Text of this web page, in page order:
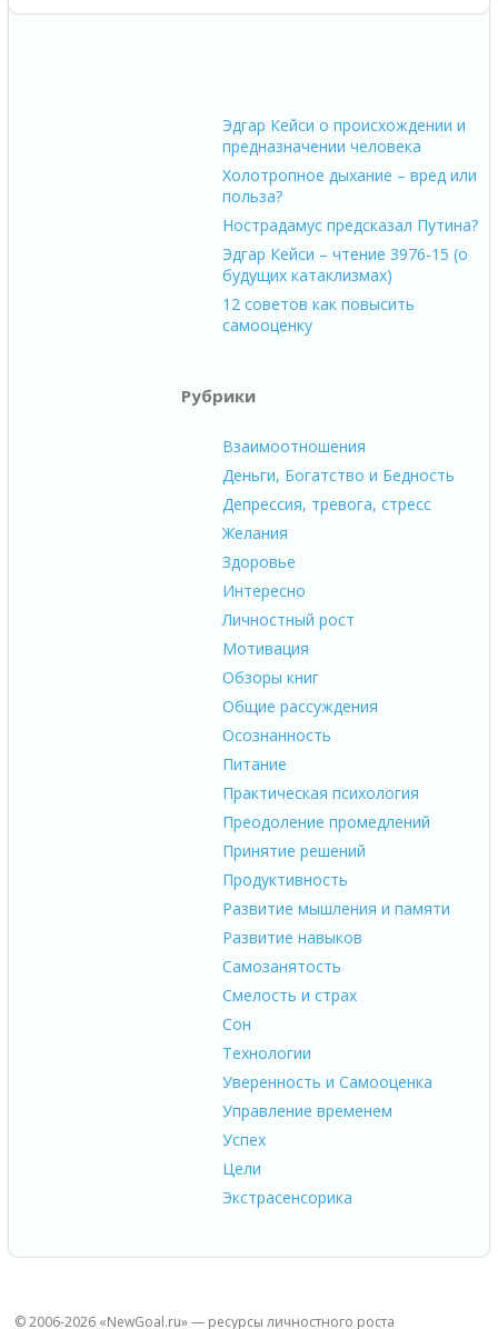
Эдгар Кейси о происхождении и
предназначении человека
Холотропное дыхание – вред или
польза?
Нострадамус предсказал Путина?
Эдгар Кейси – чтение 3976-15 (о
будущих катаклизмах)
12 советов как повысить
самооценку
Рубрики
Взаимоотношения
Деньги, Богатство и Бедность
Депрессия, тревога, стресс
Желания
Здоровье
Интересно
Личностный рост
Мотивация
Обзоры книг
Общие рассуждения
Осознанность
Питание
Практическая психология
Преодоление промедлений
Принятие решений
Продуктивность
Развитие мышления и памяти
Развитие навыков
Самозанятость
Смелость и страх
Сон
Технологии
Уверенность и Самооценка
Управление временем
Успех
Цели
Экстрасенсорика
© 2006-2026 «NewGoal.ru» — ресурсы личностного роста